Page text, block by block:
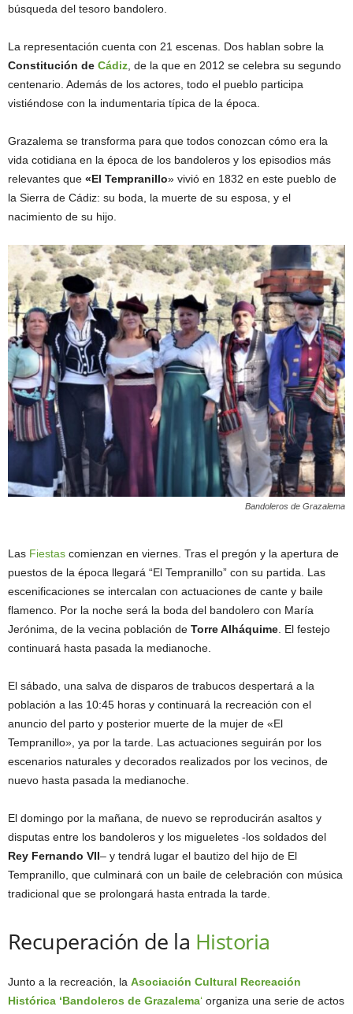
búsqueda del tesoro bandolero.
La representación cuenta con 21 escenas. Dos hablan sobre la
Constitución de Cádiz , de la que en 2012 se celebra su segundo
centenario. Además de los actores, todo el pueblo participa
vistiéndose con la indumentaria típica de la época.
Grazalema se transforma para que todos conozcan cómo era la
vida cotidiana en la época de los bandoleros y los episodios más
relevantes que «El Tempranillo» vivió en 1832 en este pueblo de
la Sierra de Cádiz: su boda, la muerte de su esposa, y el
nacimiento de su hijo.
Bandoleros de Grazalema
Las Fiestas comienzan en viernes. Tras el pregón y la apertura de
puestos de la época llegará “El Tempranillo” con su partida. Las
escenificaciones se intercalan con actuaciones de cante y baile
flamenco. Por la noche será la boda del bandolero con María
Jerónima, de la vecina población de Torre Alháquime. El festejo
continuará hasta pasada la medianoche.
El sábado, una salva de disparos de trabucos despertará a la
población a las 10:45 horas y continuará la recreación con el
anuncio del parto y posterior muerte de la mujer de «El
Tempranillo», ya por la tarde. Las actuaciones seguirán por los
escenarios naturales y decorados realizados por los vecinos, de
nuevo hasta pasada la medianoche.
El domingo por la mañana, de nuevo se reproducirán asaltos y
disputas entre los bandoleros y los migueletes -los soldados del
Rey Fernando VII– y tendrá lugar el bautizo del hijo de El
Tempranillo, que culminará con un baile de celebración con música
tradicional que se prolongará hasta entrada la tarde.
Recuperación de la Historia
Junto a la recreación, la Asociación Cultural Recreación
Histórica ‘Bandoleros de Grazalema‘ organiza una serie de actos